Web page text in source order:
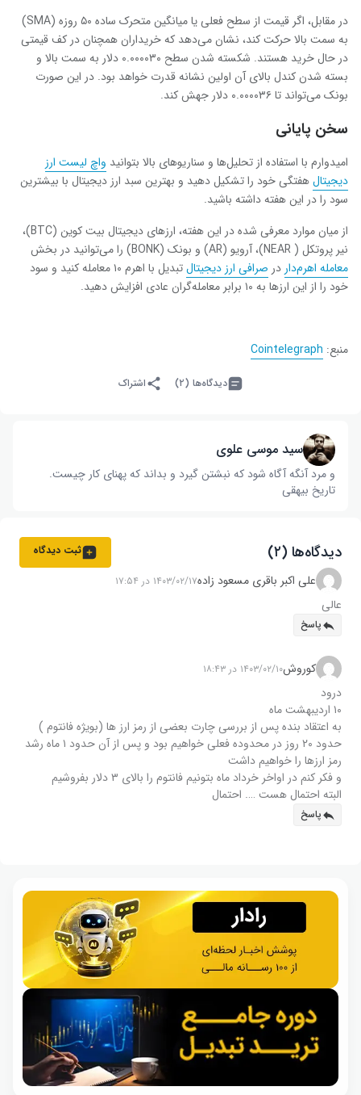
در مقابل، اگر قیمت از سطح فعلی یا میانگین متحرک ساده ۵۰ روزه (SMA)
به سمت بالا حرکت کند، نشان می‌دهد که خریداران همچنان در کف قیمتی
در حال خرید هستند. شکسته شدن سطح ۰.۰۰۰۰۳۰ دلار به سمت بالا و
بسته شدن کندل بالای آن اولین نشانه قدرت خواهد بود. در این صورت
بونک می‌تواند تا ۰.۰۰۰۰۳۶ دلار جهش کند.
سخن پایانی
امیدوارم با استفاده از تحلیل‌ها و سناریوهای بالا بتوانید واچ لیست ارز
دیجیتالهفتگی خود را تشکیل دهید و بهترین سبد ارز دیجیتال با بیشترین
سود را در این هفته داشته باشید.
از میان موارد معرفی شده در این هفته، ارزهای دیجیتال بیت کوین (BTC)،
نیر پروتکل ( NEAR)، آرویو (AR) و بونک (BONK) را می‌توانید در بخش
معامله اهرم‌داردر صرافی ارز دیجیتال
تبدیل با اهرم ۱۰ معامله کنید و سود
خود را از این ارزها به ۱۰ برابر معامله‌گران عادی افزایش دهید.
منبع: Cointelegraph
دیدگاه‌ها (۲) اشتراک
سید موسی علوی
و مرد آنگه آگاه شود که نبشتن گیرد و بداند که پهنای کار چیست‌.
تاریخ بیهقی
دیدگاه‌ها (۲) ثبت دیدگاه
علی اکبر باقری مسعود زاده۱۴۰۳/۰۲/۱۷ در ۱۷:۵۴
عالی
پاسخ
کوروش۱۴۰۳/۰۲/۱۰ در ۱۸:۴۳
درود
۱۰ اردیبهشت ماه
به اعتقاد بنده پس از بررسی چارت بعضی از رمز ارز ها (بویژه فانتوم )
حدود ۲۰ روز در محدوده فعلی خواهیم بود و پس از آن حدود ۱ ماه رشد
رمز ارزها را خواهیم داشت
و فکر کنم در اواخر خرداد ماه بتونیم فانتوم را بالای ۳ دلار بفروشیم
البته احتمال هست …. احتمال
پاسخ